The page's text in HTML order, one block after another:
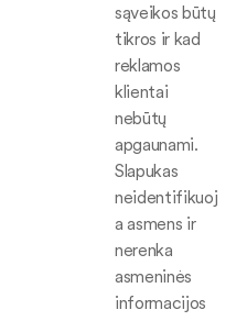
sąveikos būtų
tikros ir kad
reklamos
klientai
nebūtų
apgaunami.
Slapukas
neidentifikuoj
a asmens ir
nerenka
asmeninės
informacijos